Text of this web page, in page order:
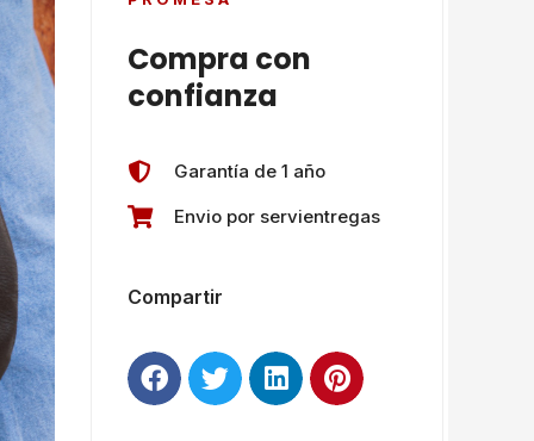
Compra con
confianza
Garantía de 1 año
Envio por servientregas
Compartir